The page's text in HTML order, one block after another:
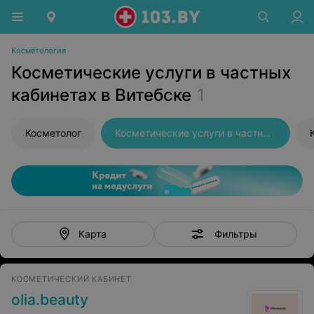
Косметология
Косметические услуги в частных
кабинетах в Витебске 1
Косметолог Косметические услуги в частных кабинетах
Карта Фильтры
КОСМЕТИЧЕСКИЙ КАБИНЕТ
olia.beauty